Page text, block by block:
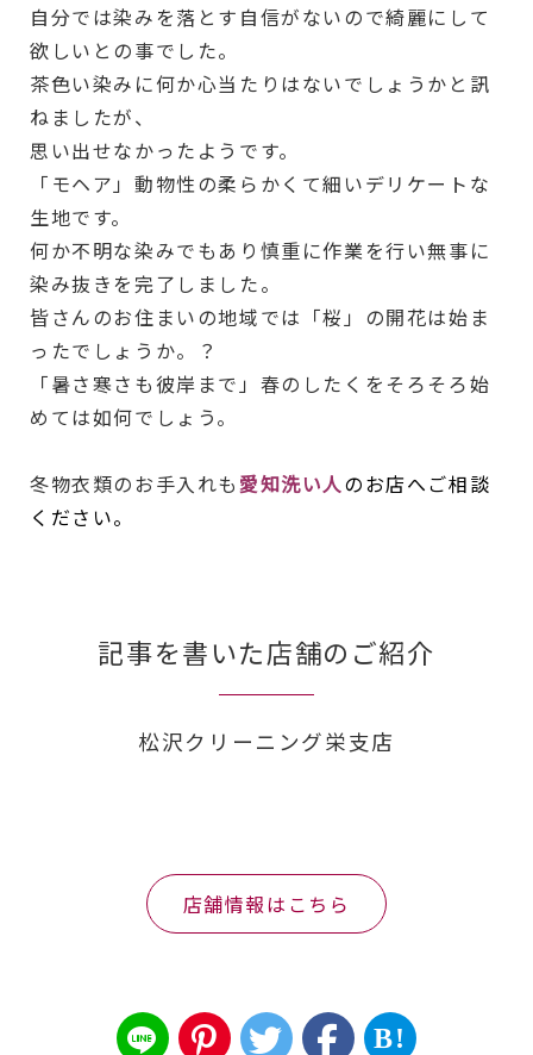
自分では染みを落とす自信がないので綺麗にして
欲しいとの事でした。
茶色い染みに何か心当たりはないでしょうかと訊
ねましたが、
思い出せなかったようです。
「モヘア」動物性の柔らかくて細いデリケートな
生地です。
何か不明な染みでもあり慎重に作業を行い無事に
染み抜きを完了しました。
皆さんのお住まいの地域では「桜」の開花は始ま
ったでしょうか。？
「暑さ寒さも彼岸まで」春のしたくをそろそろ始
めては如何でしょう。
冬物衣類のお手入れも愛知洗い人のお店へご相談
ください。
記事を書いた店舗のご紹介
松沢クリーニング栄支店
店舗情報はこちら
B!